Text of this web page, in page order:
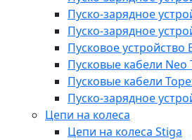
Пуско-зарядное
Пуско-зарядное
Пусковое устройство
Пусковые кабели Neo
Пусковые кабели
Пуско-зарядное
Цепи на колеса
Цепи на колеса Stiga